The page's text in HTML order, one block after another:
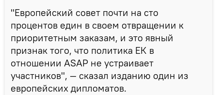
"Европейский совет почти на сто
процентов един в своем отвращении к
приоритетным заказам, и это явный
признак того, что политика ЕК в
отношении ASAP не устраивает
участников", — сказал изданию один из
европейских дипломатов.